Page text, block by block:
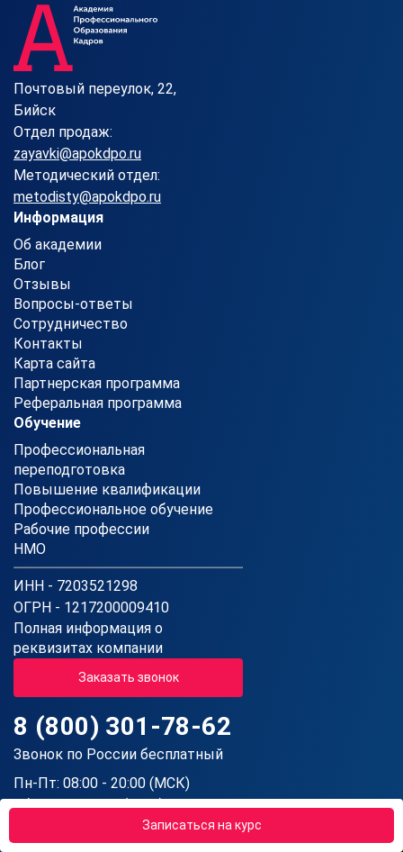
Записаться на курс
Почтовый переулок, 22,
Бийск
Отдел продаж:
zayavki@apokdpo.ru
Методический отдел:
metodisty@apokdpo.ru
Информация
Об академии
Блог
Отзывы
Вопросы-ответы
Сотрудничество
Контакты
Карта сайта
Партнерская программа
Реферальная программа
Обучение
Профессиональная
переподготовка
Повышение квалификации
Профессиональное обучение
Рабочие профессии
НМО
ИНН - 7203521298
ОГРН - 1217200009410
Полная информация о
реквизитах компании
Заказать звонок
8 (800) 301-78-62
Звонок по России бесплатный
Пн-Пт: 08:00 - 20:00 (МСК)
Сб: 08:00 - 16:00 (МСК)
Государственная